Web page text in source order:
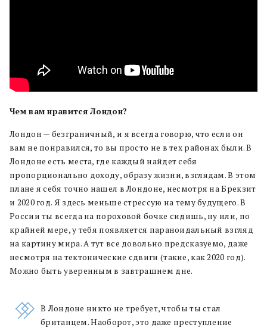
Чем вам нравится Лондон?
Лондон — безграничный, и я всегда говорю, что если он
вам не понравился, то вы просто не в тех районах были. В
Лондоне есть места, где каждый найдет себя
пропорционально доходу, образу жизни, взглядам. В этом
плане я себя точно нашел в Лондоне, несмотря на Брекзит
и 2020 год. Я здесь меньше стрессую на тему будущего. В
России ты всегда на пороховой бочке сидишь, ну или, по
крайней мере, у тебя появляется параноидальный взгляд
на картину мира. А тут все довольно предсказуемо, даже
несмотря на тектонические сдвиги (такие, как 2020 год).
Можно быть уверенным в завтрашнем дне.
В Лондоне никто не требует, чтобы ты стал
британцем. Наоборот, это даже преступление